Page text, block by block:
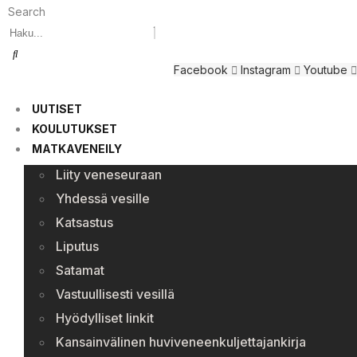
Search
Facebook Instagram Youtube
UUTISET
KOULUTUKSET
MATKAVENEILY
Liity veneseuraan
Yhdessä vesille
Katsastus
Liputus
Satamat
Vastuullisesti vesillä
Hyödylliset linkit
Kansainvälinen huviveneenkuljettajankirja